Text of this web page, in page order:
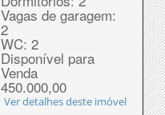
Vagas de garagem:
2
WC: 2
Disponível para
Venda
450.000,00
Ver detalhes deste imóvel